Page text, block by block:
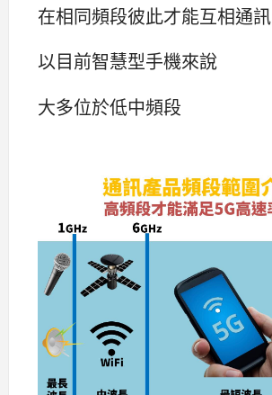
在相同頻段彼此才能互相通訊
以目前智慧型手機來說
大多位於低中頻段